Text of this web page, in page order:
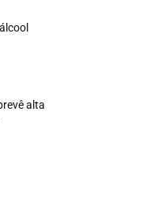
alta